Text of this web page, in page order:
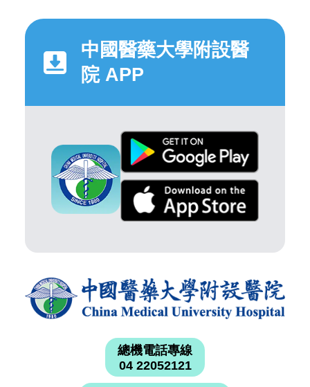
中國醫藥大學附設醫
院 APP
總機電話專線
04 22052121